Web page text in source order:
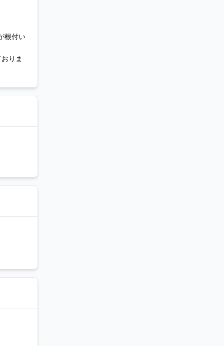
根付い
りま